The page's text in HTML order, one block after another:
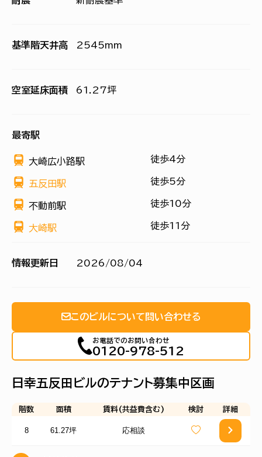
基準階天井高 2545mm
空室延床面積 61.27坪
最寄駅
大崎広小路駅 徒歩4分
五反田駅 徒歩5分
不動前駅 徒歩10分
大崎駅 徒歩11分
情報更新日 2026/08/04
このビルについて問い合わせる
お電話でのお問い合わせ
0120-978-512
日幸五反田ビルのテナント募集中区画
階数 面積 賃料(共益費含む) 検討 詳細
8 61.27坪 応相談